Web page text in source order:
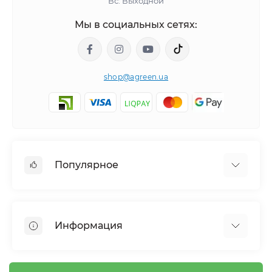
для вашего забора или фасада?
количество бесплатно. Доставка по всей Украине
Мы в социальных сетях:
shop@agreen.ua
Популярное
Сетка шпалерная
Сетка затеняющая
Информация